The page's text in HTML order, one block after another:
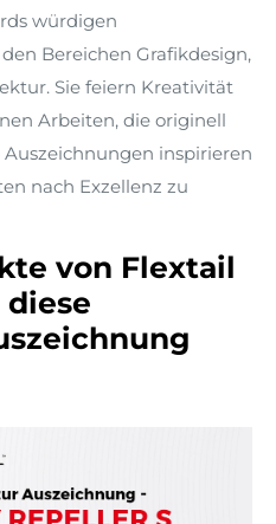
würdigen
Bereichen Grafikdesign,
Sie feiern Kreativität
Arbeiten, die originell
inspirieren
nach Exzellenz zu
von Flextail